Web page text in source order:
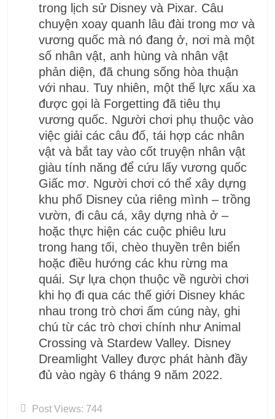
trong lịch sử Disney và Pixar. Câu
chuyện xoay quanh lâu đài trong mơ và
vương quốc mà nó đang ở, nơi mà một
số nhân vật, anh hùng và nhân vật
phản diện, đã chung sống hòa thuận
với nhau. Tuy nhiên, một thế lực xấu xa
được gọi là Forgetting đã tiêu thụ
vương quốc. Người chơi phụ thuộc vào
việc giải các câu đố, tái hợp các nhân
vật và bắt tay vào cốt truyện nhân vật
giàu tính năng để cứu lấy vương quốc
Giấc mơ. Người chơi có thể xây dựng
khu phố Disney của riêng mình – trồng
vườn, đi câu cá, xây dựng nhà ở –
hoặc thực hiện các cuộc phiêu lưu
trong hang tối, chèo thuyền trên biển
hoặc điều hướng các khu rừng ma
quái. Sự lựa chọn thuộc về người chơi
khi họ đi qua các thế giới Disney khác
nhau trong trò chơi ấm cúng này, ghi
chú từ các trò chơi chính như Animal
Crossing và Stardew Valley. Disney
Dreamlight Valley được phát hành đầy
đủ vào ngày 6 tháng 9 năm 2022.
Post Views: 744